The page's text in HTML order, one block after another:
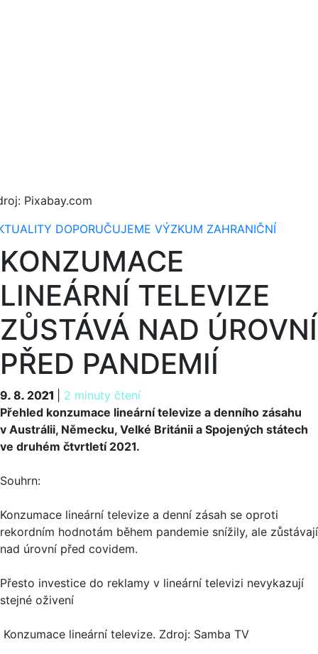
Pixabay.com
DOPORUČUJEME VÝZKUM ZAHRANIČNÍ
KONZUMACE
LINEÁRNÍ TELEVIZE
ZŮSTÁVÁ NAD ÚROVNÍ
PŘED PANDEMIÍ
9. 8. 2021 2 minuty čtení
9. 8. 2021
Přehled konzumace lineární televize a denního zásahu
v Austrálii, Německu, Velké Británii a Spojených státech
ve druhém čtvrtletí 2021.
Souhrn:
Konzumace lineární televize a denní zásah se oproti
rekordním hodnotám během pandemie snížily, ale zůstávají
nad úrovní před covidem.
Přesto investice do reklamy v lineární televizi nevykazují
stejné oživení
Konzumace lineární televize. Zdroj: Samba TV